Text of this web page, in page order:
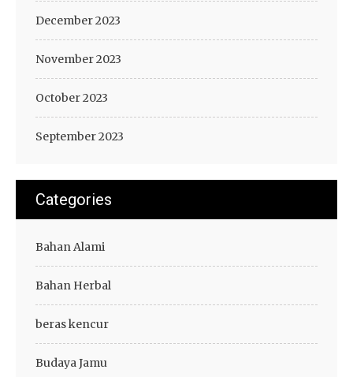
December 2023
November 2023
October 2023
September 2023
Categories
Bahan Alami
Bahan Herbal
beras kencur
Budaya Jamu